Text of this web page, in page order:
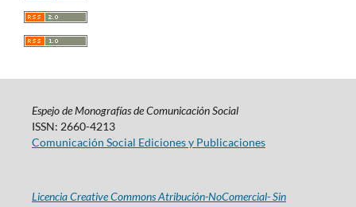
Espejo de Monografías de Comunicación Social
ISSN: 2660-4213
Comunicación Social Ediciones y Publicaciones
Licencia Creative Commons Atribución-NoComercial- Sin